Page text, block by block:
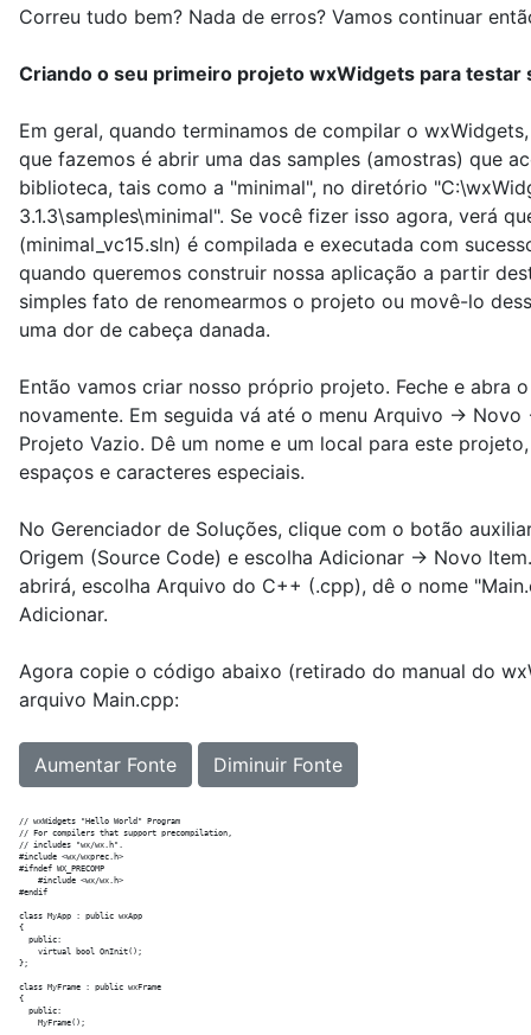
Correu tudo bem? Nada de erros? Vamos continuar
Criando o seu primeiro projeto wxWidgets para testar
Em geral, quando terminamos de compilar o
que fazemos é abrir uma das samples (amostras) que
biblioteca, tais como a "minimal", no diretório
3.1.3\samples\minimal". Se você fizer isso agora, verá
(minimal_vc15.sln) é compilada e executada com
quando queremos construir nossa aplicação a partir
simples fato de renomearmos o projeto ou movê-lo
uma dor de cabeça danada.
Então vamos criar nosso próprio projeto. Feche e abra o
novamente. Em seguida vá até o menu Arquivo -> Novo
Projeto Vazio. Dê um nome e um local para este
espaços e caracteres especiais.
No Gerenciador de Soluções, clique com o botão
Origem (Source Code) e escolha Adicionar -> Novo
abrirá, escolha Arquivo do C++ (.cpp), dê o nome
Adicionar.
Agora copie o código abaixo (retirado do manual do
arquivo Main.cpp:
Aumentar Fonte Diminuir Fonte
// wxWidgets "Hello World" Program
// For compilers that support precompilation,
// includes "wx/wx.h".
#include <wx/wxprec.h>
#ifndef WX_PRECOMP
    #include <wx/wx.h>
#endif
class MyApp : public wxApp
{
  public:
    virtual bool OnInit();
};
class MyFrame : public wxFrame
{
  public:
    MyFrame();